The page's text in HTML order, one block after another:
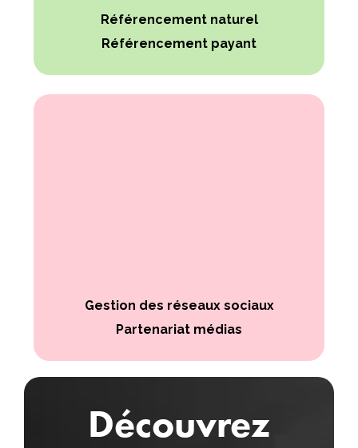
Référencement naturel
Référencement payant
Gestion des réseaux sociaux
Partenariat médias
Découvrez